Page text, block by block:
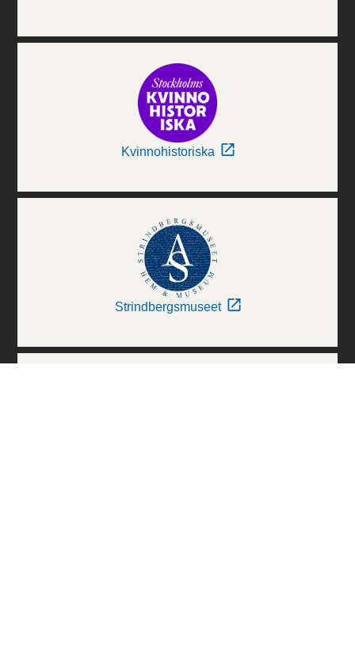
Kvinnohistoriska
Strindbergsmuseet